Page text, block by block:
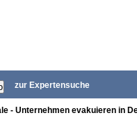
zur Expertensuche
- Unternehmen evakuieren in